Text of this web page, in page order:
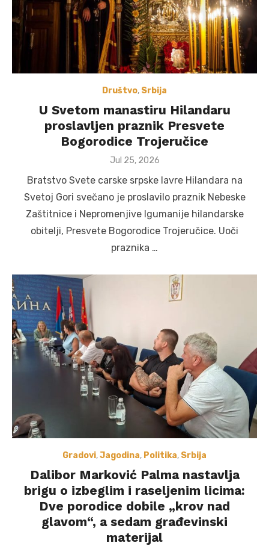
Društvo, Srbija
U Svetom manastiru Hilandaru
proslavljen praznik Presvete
Bogorodice Trojeručice
Posted
Jul 25, 2026
Bratstvo Svete carske srpske lavre Hilandara na
Svetoj Gori svečano je proslavilo praznik Nebeske
Zaštitnice i Nepromenjive Igumanije hilandarske
obitelji, Presvete Bogorodice Trojeručice. Uoči
praznika …
Gradovi,Jagodina, Politika, Srbija
Dalibor Marković Palma nastavlja
brigu o izbeglim i raseljenim licima:
Dve porodice dobile „krov nad
glavom“, a sedam građevinski
materijal